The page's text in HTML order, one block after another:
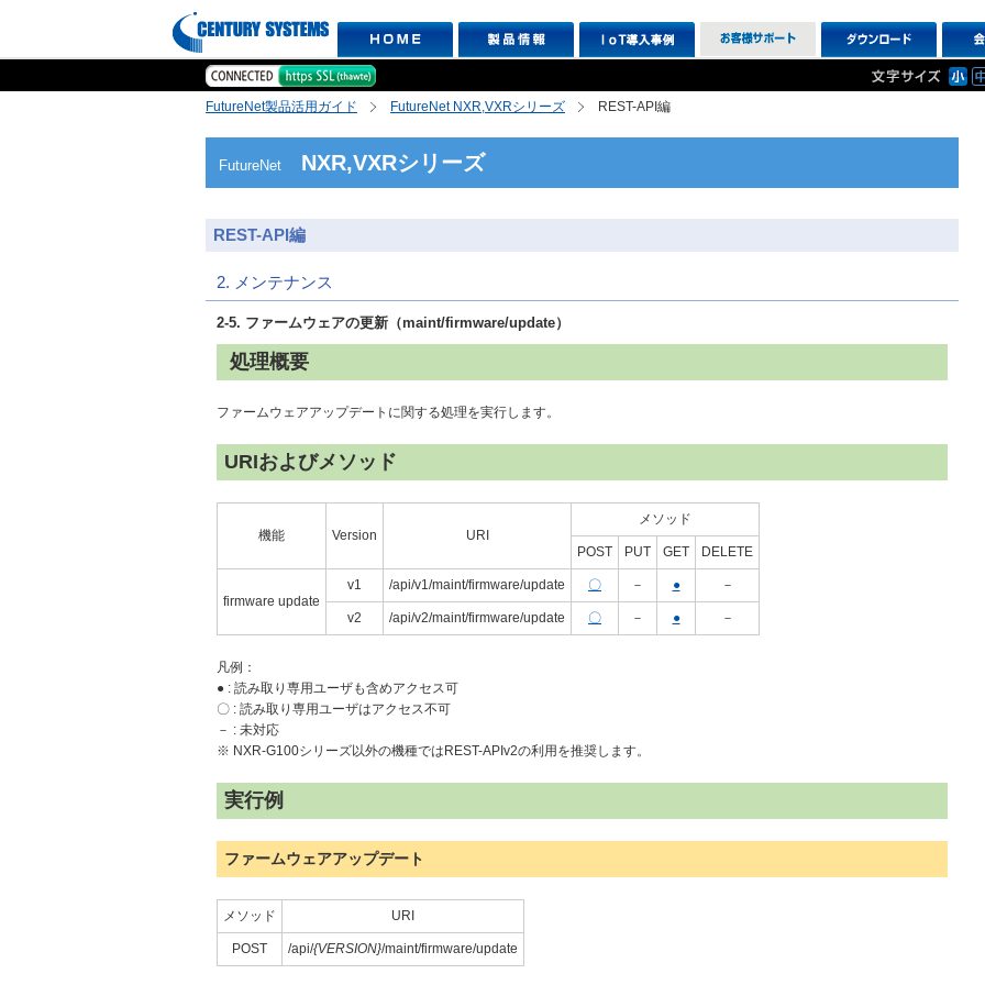
FutureNet製品活用ガイド FutureNet NXR,VXRシリーズ REST-API編
FutureNet NXR,VXRシリーズ
REST-API編
2. メンテナンス
2-5. ファームウェアの更新（maint/firmware/update）
処理概要
ファームウェアアップデートに関する処理を実行します。
URIおよびメソッド
機能 Version URI
メソッド
POST PUT GET DELETE
firmware update
v1 /api/v1/maint/firmware/update 〇 － ● －
v2 /api/v2/maint/firmware/update 〇 － ● －
凡例：
● : 読み取り専用ユーザも含めアクセス可
〇 : 読み取り専用ユーザはアクセス不可
－ : 未対応
※ NXR-G100シリーズ以外の機種ではREST-APIv2の利用を推奨します。
実行例
ファームウェアアップデート
メソッド URI
POST /api/{VERSION}/maint/firmware/update